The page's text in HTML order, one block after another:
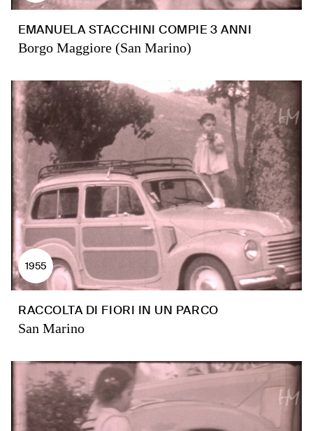
EMANUELA STACCHINI COMPIE 3 ANNI
Borgo Maggiore (San Marino)
1955
RACCOLTA DI FIORI IN UN PARCO
San Marino